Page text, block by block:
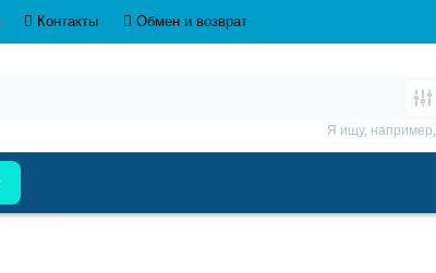
Контакты Обмен и возврат
Я ищу, например,